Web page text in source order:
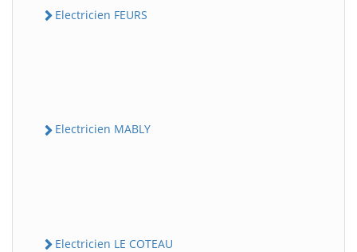
Electricien FEURS
Electricien MABLY
Electricien LE COTEAU